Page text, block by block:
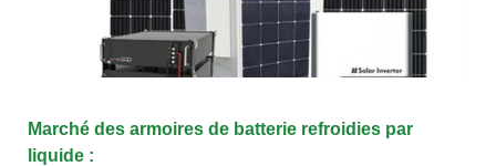
Marché des armoires de batterie refroidies par
liquide :